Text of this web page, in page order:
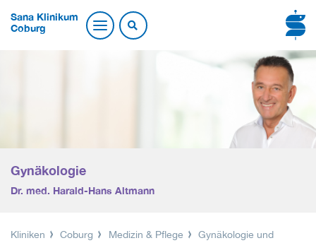
Sana Klinikum
Coburg
Gynäkologie
Dr. med. Harald-Hans Altmann
Kliniken Coburg Medizin & Pflege
Gynäkologie und